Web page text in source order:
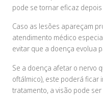
pode se tornar eficaz
Caso as lesões apareçam
atendimento médico
evitar que a doença evolua
Se a doença afetar o nervo
oftálmico), este poderá ficar
tratamento, a visão pode